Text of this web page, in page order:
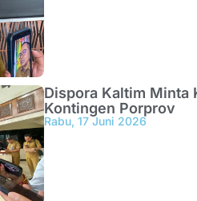
Dispora Kaltim Minta
Kontingen Porprov
Rabu, 17 Juni 2026